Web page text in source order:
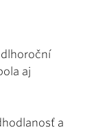
aj
a